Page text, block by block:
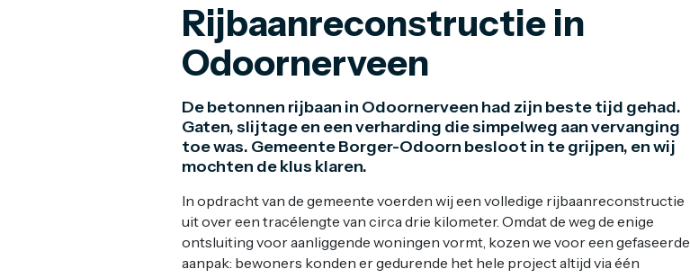
Rijbaanreconstructie in
Odoornerveen
De betonnen rijbaan in Odoornerveen had zijn beste tijd gehad.
Gaten, slijtage en een verharding die simpelweg aan vervanging
toe was. Gemeente Borger-Odoorn besloot in te grijpen, en wij
mochten de klus klaren.
In opdracht van de gemeente voerden wij een volledige rijbaanreconstructie
uit over een tracélengte van circa drie kilometer. Omdat de weg de enige
ontsluiting voor aanliggende woningen vormt, kozen we voor een gefaseerde
aanpak: bewoners konden er gedurende het hele project altijd via één